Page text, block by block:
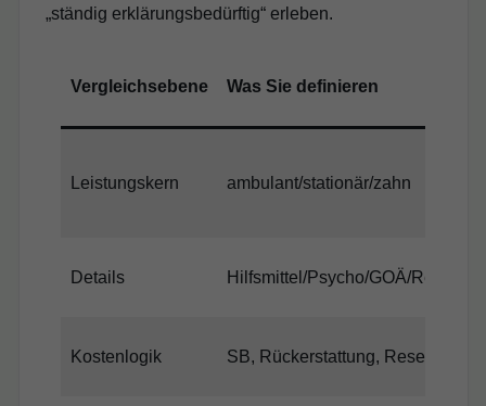
„ständig erklärungsbedürftig“ erleben.
Vergleichsebene Was Sie definieren
Leistungskern ambulant/stationär/zahn
Details Hilfsmittel/Psycho/GOÄ/Reha
Kostenlogik SB, Rückerstattung, Reserve